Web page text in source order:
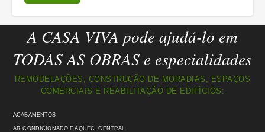
A CASA VIVA pode ajudá-lo em
TODAS AS OBRAS e especialidades
REMODELAÇÕES, CONSTRUÇÃO DE MORADIAS, ESPAÇOS
COMERCIAIS E REABILITAÇÃO DE EDIFÍCIOS:
ACABAMENTOS
AR CONDICIONADO E AQUEC. CENTRAL